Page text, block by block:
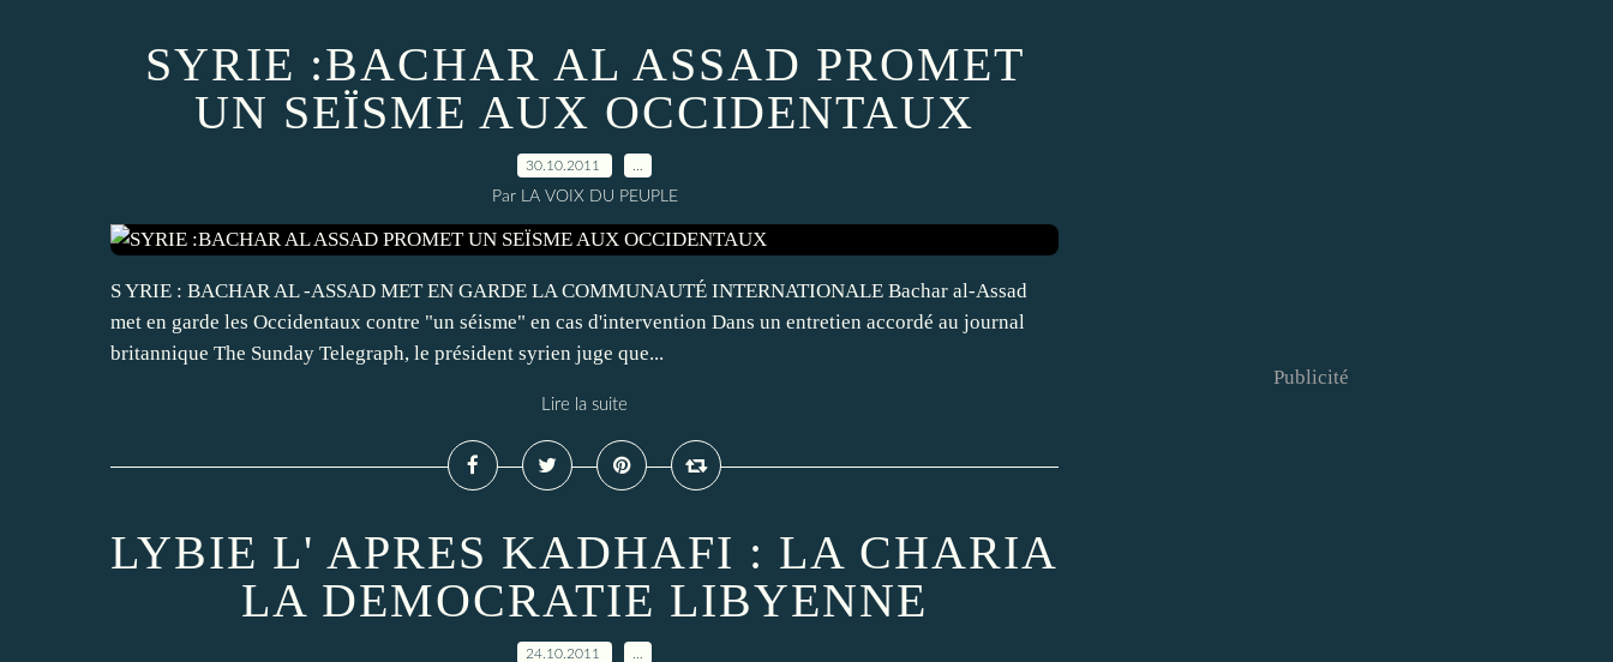
SYRIE :BACHAR AL ASSAD PROMET
UN SEÏSME AUX OCCIDENTAUX
30.10.2011
Par LA VOIX DU PEUPLE
S YRIE : BACHAR AL -ASSAD MET EN GARDE LA COMMUNAUTÉ INTERNATIONALE Bachar al-Assad
met en garde les Occidentaux contre "un séisme" en cas d'intervention Dans un entretien accordé au journal
britannique The Sunday Telegraph, le président syrien juge que...
Lire la suite
LYBIE L' APRES KADHAFI : LA CHARIA
LA DEMOCRATIE LIBYENNE
24.10.2011
Publicité